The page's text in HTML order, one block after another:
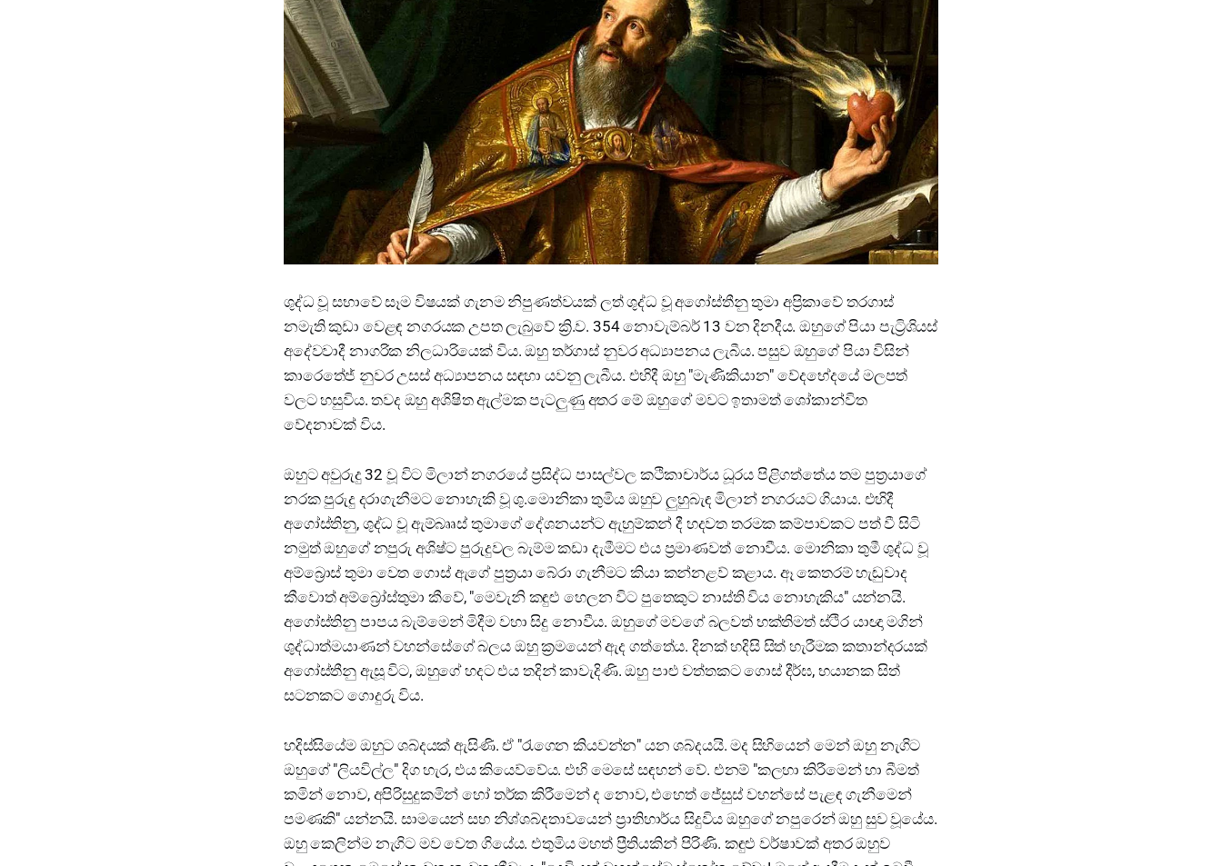
ශුද්ධ වූ සභාවේ සෑම විෂයක් ගැනම නිපුණත්වයක් ලත් ශුද්ධ වූ අගෝස්තීනු තුමා අප්‍රිකාවේ තරගාස්
නමැති කුඩා වෙළඳ නගරයක උපත ලැබුවේ ක්‍රි.ව. 354 නොවැම්බර් 13 වන දිනදීය. ඔහුගේ පියා පැට්‍රිශියස්
අදේවවාදී නාගරික නිලධාරියෙක් විය. ඔහු තර්ගාස් නුවර අධ්‍යාපනය ලැබීය. පසුව ඔහුගේ පියා විසින්
කාරෙතේජ් නුවර උසස් අධ්‍යාපනය සඳහා යවනු ලැබීය. එහිදී ඔහු "මැණිකියාන" වේදභේදයේ මලපත්
වලට හසුවිය. තවද ඔහු අශිෂිත ඇල්මක පැටලුණු අතර මේ ඔහුගේ මවට ඉතාමත් ශෝකාන්විත
වේදනාවක් විය.
ඔහුට අවුරුදු 32 වූ විට මිලාන් නගරයේ ප්‍රසිද්ධ පාසල්වල කථිකාචාර්ය ධූරය පිළිගත්තේය තම පුත්‍රයාගේ
නරක පුරුදු දරාගැනීමට නොහැකි වූ ශු.මොනිකා තුමිය ඔහුව ලුහුබැඳ මිලාන් නගරයට ගියාය. එහිදී
අගෝස්තිනු, ශුද්ධ වූ ඇම්බෲස් තුමාගේ දේශනයන්ට ඇහුම්කන් දී හදවත තරමක කම්පාවකට පත් වී සිටි
නමුත් ඔහුගේ නපුරු අශිෂ්ට පුරුදුවල බැම්ම කඩා දැමීමට එය ප්‍රමාණවත් නොවීය. මොනිකා තුමී ශුද්ධ වූ
අම්බ්‍රොස් තුමා වෙත ගොස් ඇගේ පුත්‍රයා බේරා ගැනීමට කියා කන්නළව් කළාය. ඈ කෙතරම් හැඬුවාද
කීවොත් අම්බ්‍රෝස්තුමා කීවේ, "මෙවැනි කඳුළු හෙලන විට පුතෙකුට නාස්ති විය නොහැකිය" යන්නයි.
අගෝස්තිනු පාපය බැම්මෙන් මිදීම වහා සිදු නොවීය. ඔහුගේ මවගේ බලවත් භක්තිමත් ස්ථිර යාඥා මගින්
ශුද්ධාත්මයාණන් වහන්සේගේ බලය ඔහු ක්‍රමයෙන් ඇද ගත්තේය. දිනක් හදිසි සිත් හැරීමක කතාන්දරයක්
අගෝස්තීනු ඇසූ විට, ඔහුගේ හදට එය තදින් කාවැදිණි. ඔහු පාළු වත්තකට ගොස් දීර්ඝ, භයානක සිත්
සටනකට ගොදුරු විය.
හදිස්සියේම ඔහුට ශබ්දයක් ඇසිණි. ඒ "රැගෙන කියවන්න" යන ශබ්දයයි. මද සිහියෙන් මෙන් ඔහු නැගිට
ඔහුගේ "ලියවිල්ල" දිග හැර, එය කියෙව්වේය. එහි මෙසේ සඳහන් වේ. එනම් "කලහා කිරීමෙන් හා බීමත්
කමින් නොව, අපිරිසුදුකමින් හෝ තර්ක කිරීමෙන් ද නොව, එහෙත් ජේසුස් වහන්සේ පැළඳ ගැනීමෙන්
පමණකි" යන්නයි. සාමයෙන් සහ නිශ්ශබ්දතාවයෙන් ප්‍රාතිහාර්ය සිදුවිය ඔහුගේ නපුරෙන් ඔහු සුව වූයේය.
ඔහු කෙලින්ම නැගිට මව වෙත ගියේය. එතුමිය මහත් ප්‍රීතියකින් පිරිණි. කඳුළු වර්ෂාවක් අතර ඔහුව